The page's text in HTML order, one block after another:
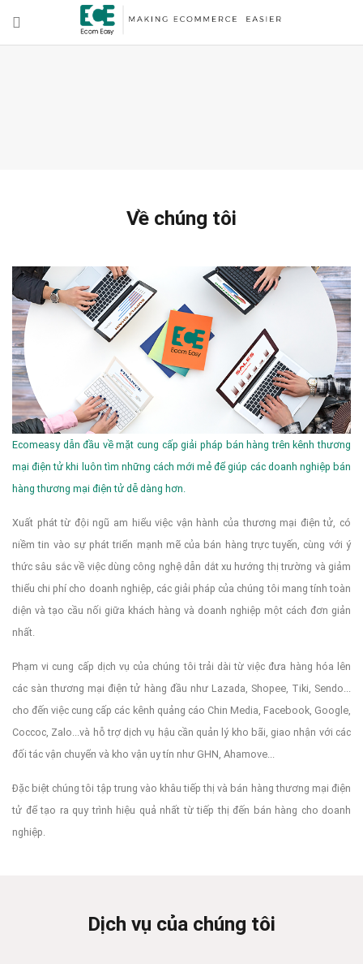
Về chúng tôi
Ecomeasy dẫn đầu về mặt cung cấp giải pháp bán hàng trên kênh thương
mại điện tử khi luôn tìm những cách mới mẻ để giúp các doanh nghiệp bán
hàng thương mại điện tử dễ dàng hơn.
Xuất phát từ đội ngũ am hiểu việc vận hành của thương mại điện tử, có
niềm tin vào sự phát triển mạnh mẽ của bán hàng trực tuyến, cùng với ý
thức sâu sắc về việc dùng công nghệ dẫn dắt xu hướng thị trường và giảm
thiểu chi phí cho doanh nghiệp, các giải pháp của chúng tôi mang tính toàn
diện và tạo cầu nối giữa khách hàng và doanh nghiệp một cách đơn giản
nhất.
Phạm vi cung cấp dịch vụ của chúng tôi trải dài từ việc đưa hàng hóa lên
các sàn thương mại điện tử hàng đầu như Lazada, Shopee, Tiki, Sendo...
cho đến việc cung cấp các kênh quảng cáo Chin Media, Facebook, Google,
Coccoc, Zalo...và hỗ trợ dịch vụ hậu cần quản lý kho bãi, giao nhận với các
đối tác vận chuyển và kho vận uy tín như GHN, Ahamove...
Đặc biệt chúng tôi tập trung vào khâu tiếp thị và bán hàng thương mại điện
tử để tạo ra quy trình hiệu quả nhất từ tiếp thị đến bán hàng cho doanh
nghiệp.
Dịch vụ của chúng tôi